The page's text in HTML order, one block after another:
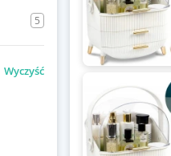
5
Wyczyść